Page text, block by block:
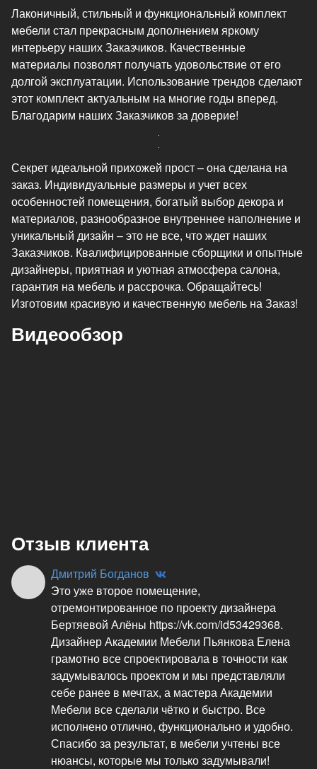
Лаконичный, стильный и функциональный комплект
мебели стал прекрасным дополнением яркому
интерьеру наших Заказчиков. Качественные
материалы позволят получать удовольствие от его
долгой эксплуатации. Использование трендов сделают
этот комплект актуальным на многие годы вперед.
Благодарим наших Заказчиков за доверие!
Секрет идеальной прихожей прост – она сделана на
заказ. Индивидуальные размеры и учет всех
особенностей помещения, богатый выбор декора и
материалов, разнообразное внутреннее наполнение и
уникальный дизайн – это не все, что ждет наших
Заказчиков. Квалифицированные сборщики и опытные
дизайнеры, приятная и уютная атмосфера салона,
гарантия на мебель и рассрочка. Обращайтесь!
Изготовим красивую и качественную мебель на Заказ!
Видеообзор
Отзыв клиента
Дмитрий Богданов
Это уже второе помещение,
отремонтированное по проекту дизайнера
Бертяевой Алёны https://vk.com/id53429368.
Дизайнер Академии Мебели Пьянкова Елена
грамотно все спроектировала в точности как
задумывалось проектом и мы представляли
себе ранее в мечтах, а мастера Академии
Мебели все сделали чётко и быстро. Все
исполнено отлично, функционально и удобно.
Спасибо за результат, в мебели учтены все
нюансы, которые мы только задумывали!